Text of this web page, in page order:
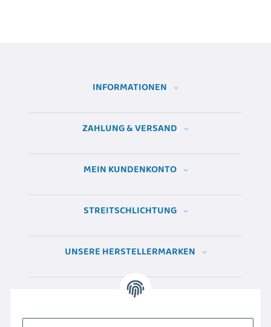
INFORMATIONEN
ZAHLUNG & VERSAND
MEIN KUNDENKONTO
STREITSCHLICHTUNG
UNSERE HERSTELLERMARKEN